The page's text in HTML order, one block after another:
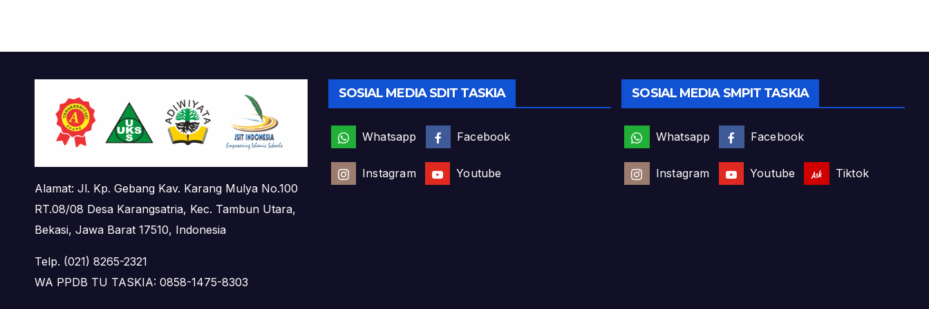
Alamat: Jl. Kp. Gebang Kav. Karang Mulya No.100
RT.08/08 Desa Karangsatria, Kec. Tambun Utara,
Bekasi, Jawa Barat 17510, Indonesia
Telp. (021) 8265-2321
WA PPDB TU TASKIA: 0858-1475-8303
SOSIAL MEDIA SDIT TASKIA
Whatsapp Facebook
Instagram Youtube
SOSIAL MEDIA SMPIT TASKIA
Whatsapp Facebook
Instagram Youtube Tiktok